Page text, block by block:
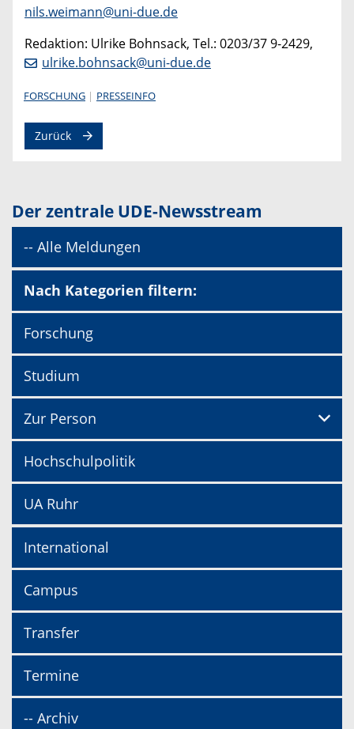
nils.weimann@uni-due.de
Redaktion: Ulrike Bohnsack, Tel.: 0203/37 9-2429,
ulrike.bohnsack@uni-due.de
FORSCHUNG PRESSEINFO
Zurück
Der zentrale UDE-Newsstream
-- Alle Meldungen
Nach Kategorien filtern:
Forschung
Studium
Zur Person
Hochschulpolitik
UA Ruhr
International
Campus
Transfer
Termine
-- Archiv